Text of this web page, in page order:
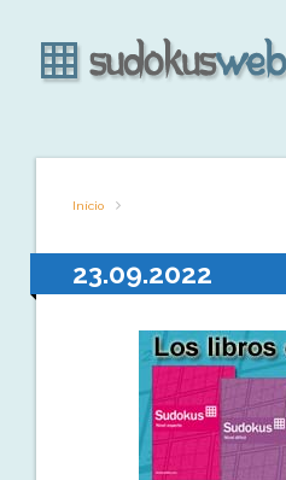
Início
23.09.2022